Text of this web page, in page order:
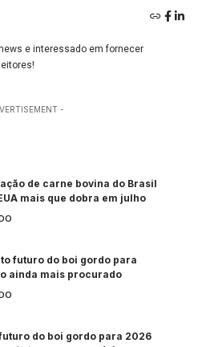
e interessado em fornecer
-
de carne bovina do Brasil
mais que dobra em julho
futuro do boi gordo para
ainda mais procurado
do boi gordo para 2026